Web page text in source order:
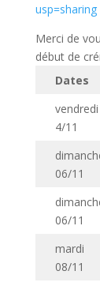
usp=sharing
Merci de
début de
Dates
vendredi
4/11
06/11
06/11
mardi
08/11